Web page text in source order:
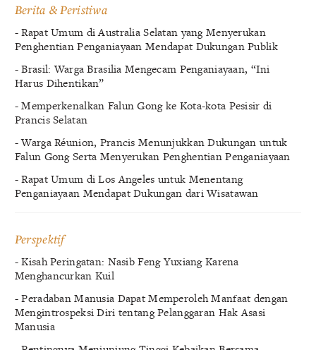
Berita & Peristiwa
- Rapat Umum di Australia Selatan yang Menyerukan
Penghentian Penganiayaan Mendapat Dukungan Publik
- Brasil: Warga Brasilia Mengecam Penganiayaan, “Ini
Harus Dihentikan”
- Memperkenalkan Falun Gong ke Kota-kota Pesisir di
Prancis Selatan
- Warga Réunion, Prancis Menunjukkan Dukungan untuk
Falun Gong Serta Menyerukan Penghentian Penganiayaan
- Rapat Umum di Los Angeles untuk Menentang
Penganiayaan Mendapat Dukungan dari Wisatawan
Perspektif
- Kisah Peringatan: Nasib Feng Yuxiang Karena
Menghancurkan Kuil
- Peradaban Manusia Dapat Memperoleh Manfaat dengan
Mengintrospeksi Diri tentang Pelanggaran Hak Asasi
Manusia